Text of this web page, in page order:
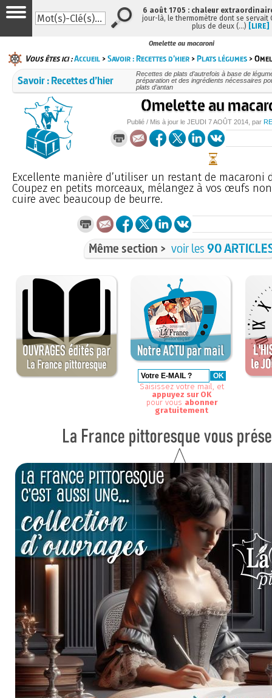
Omelette au macaroni
Vous êtes ici :Accueil >Savoir : Recettes d’hier >Plats légumes >
Savoir : Recettes d’hier
Recettes de plats d’autrefois à base de
préparation et des ingrédients nécessaires
plats d’antan
Omelette au
Publié / Mis à jour leJEUDI 7 AOÛT 2014 , par
Excellente manière d’utiliser un restant de macaroni
Coupez en petits morceaux, mélangez à vos œufs
cuire avec beaucoup de beurre.
Même section > voir les90
Saisissez votre mail, et
appuyez sur OK
pour vous abonner
gratuitement
6 août 1705 : chaleur
jour-là, le thermomètre dont se servait
plus de deux (…) [LIRE]